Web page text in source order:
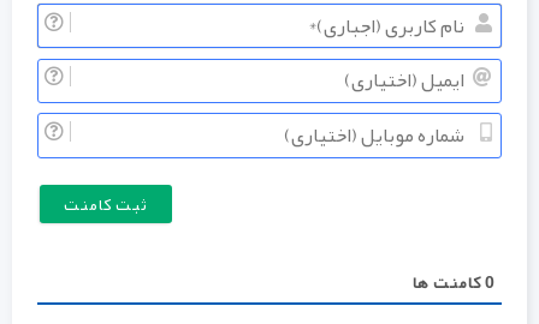
نام
کاربری
ایمیل
شماره
موبایل
کامنت ها